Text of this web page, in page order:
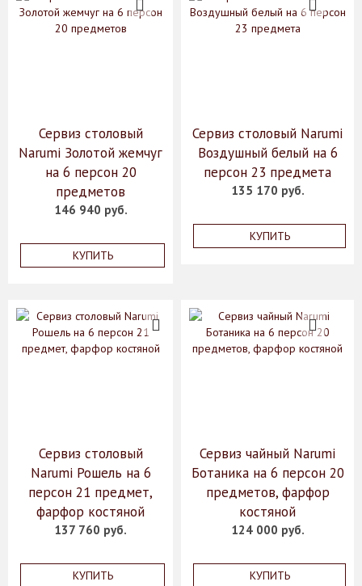
Сервиз столовый
Narumi Золотой жемчуг
на 6 персон 20
предметов
146 940 руб.
КУПИТЬ
Сервиз столовый Narumi
Воздушный белый на 6
персон 23 предмета
135 170 руб.
КУПИТЬ
Сервиз столовый
Narumi Рошель на 6
персон 21 предмет,
фарфор костяной
137 760 руб.
КУПИТЬ
Сервиз чайный Narumi
Ботаника на 6 персон 20
предметов, фарфор
костяной
124 000 руб.
КУПИТЬ